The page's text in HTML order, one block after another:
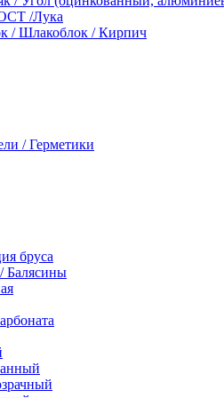
/Лука
/ Шлакоблок / Кирпич
/ Герметики
бруса
Балясины